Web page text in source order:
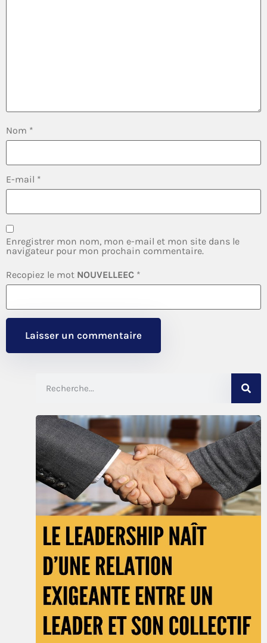
Nom *
E-mail *
Enregistrer mon nom, mon e-mail et mon site dans le
navigateur pour mon prochain commentaire.
Recopiez le mot NOUVELLEEC *